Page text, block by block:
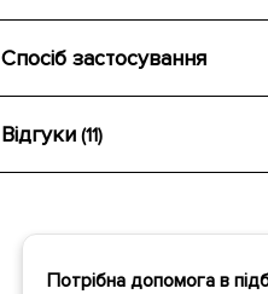
Спосіб застосування
Відгуки (11)
Потрібна допомога в